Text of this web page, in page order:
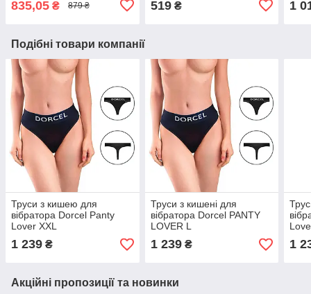
835,05 ₴ 879 ₴
(30 мл)
519₴ 1
Подібні товари компанії
Труси з кишею для
вібратора Dorcel Panty
Lover XXL
1 239 ₴
Труси з кишені для
вібратора Dorcel PANTY
LOVER L
1 239₴ 1
Акційні пропозиції та новинки